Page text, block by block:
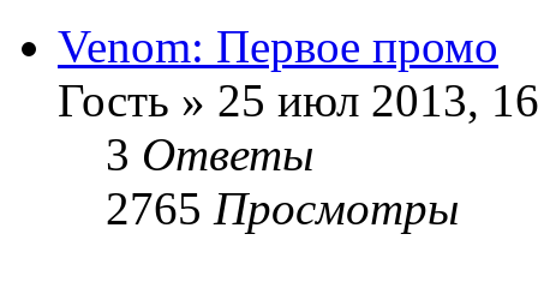
Venom: Первое промо
Гость » 25 июл 2013,
3 Ответы
2765 Просмотры